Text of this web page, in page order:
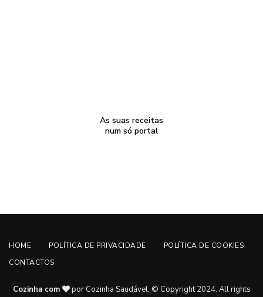
As suas receitas
num só portal
HOME POLÍTICA DE PRIVACIDADE
POLÍTICA DE COOKIES
CONTACTOS
Cozinha com por Cozinha Saudável. © Copyright 2024. All rights